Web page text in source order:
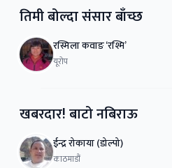
तिमी बोल्दा संसार बाँच्छ
रस्मिला कवाङ ‘रश्मि’
यूरोप
खबरदार! बाटो नबिराऊ
ईन्द्र रोकाया (डोल्पो)
काठमाडौं